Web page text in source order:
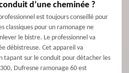
d’une cheminée ?
est toujours conseillé pour
classiques pour un ramonage ne
le bistre. Le professionnel va
débistreuse. Cet appareil va
tapant sur le conduit pour détacher les
Dufresne ramonage 60 est